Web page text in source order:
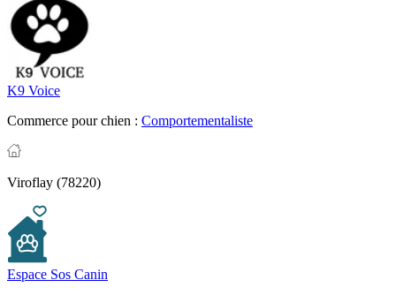
K9 Voice
Commerce pour chien : Comportementaliste
Viroflay (78220)
Espace Sos Canin